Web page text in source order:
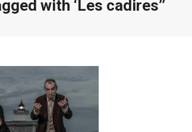
with ‘Les cadires’’